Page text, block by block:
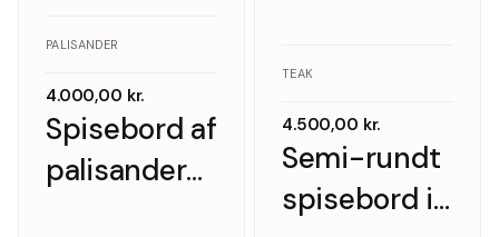
Spisebord af
palisander
PALISANDER
4.000,00 kr.
Semi-rundt
spisebord i
TEAK
4.500,00 kr.